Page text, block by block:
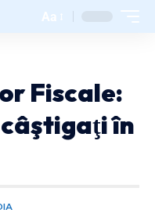
Aa
Fiscale:
în